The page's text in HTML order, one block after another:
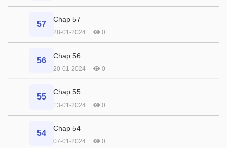
57
Chap 57
28-01-2024 0
56
Chap 56
20-01-2024 0
55
Chap 55
13-01-2024 0
54
Chap 54
07-01-2024 0